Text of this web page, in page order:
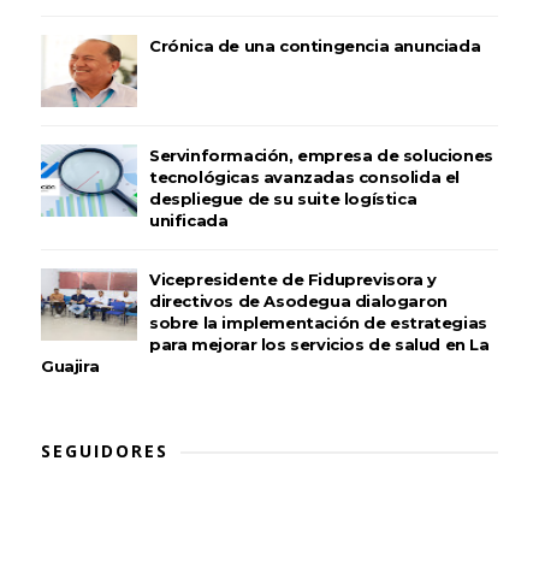
Crónica de una contingencia anunciada
Servinformación, empresa de soluciones
tecnológicas avanzadas consolida el
despliegue de su suite logística
unificada
Vicepresidente de Fiduprevisora y
directivos de Asodegua dialogaron
sobre la implementación de estrategias
para mejorar los servicios de salud en La
Guajira
SEGUIDORES